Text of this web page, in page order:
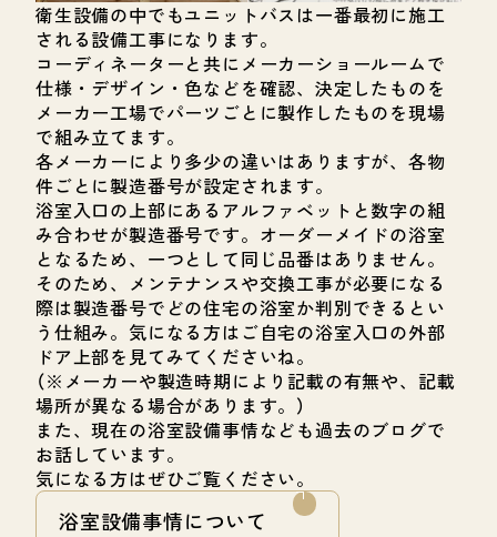
衛生設備の中でもユニットバスは一番最初に施工
される設備工事になります。
コーディネーターと共にメーカーショールームで
仕様・デザイン・色などを確認、決定したものを
メーカー工場でパーツごとに製作したものを現場
で組み立てます。
各メーカーにより多少の違いはありますが、各物
件ごとに製造番号が設定されます。
浴室入口の上部にあるアルファベットと数字の組
み合わせが製造番号です。オーダーメイドの浴室
となるため、一つとして同じ品番はありません。
そのため、メンテナンスや交換工事が必要になる
際は製造番号でどの住宅の浴室か判別できるとい
う仕組み。気になる方はご自宅の浴室入口の外部
ドア上部を見てみてくださいね。
（※メーカーや製造時期により記載の有無や、記載
場所が異なる場合があります。）
また、現在の浴室設備事情なども過去のブログで
お話しています。
気になる方はぜひご覧ください。
浴室設備事情について